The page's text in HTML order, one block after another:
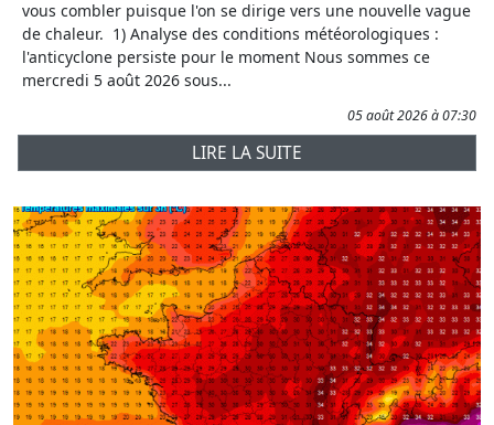
vous combler puisque l'on se dirige vers une nouvelle vague
de chaleur. 1) Analyse des conditions météorologiques :
l'anticyclone persiste pour le moment Nous sommes ce
mercredi 5 août 2026 sous...
05 août 2026 à 07:30
LIRE LA SUITE